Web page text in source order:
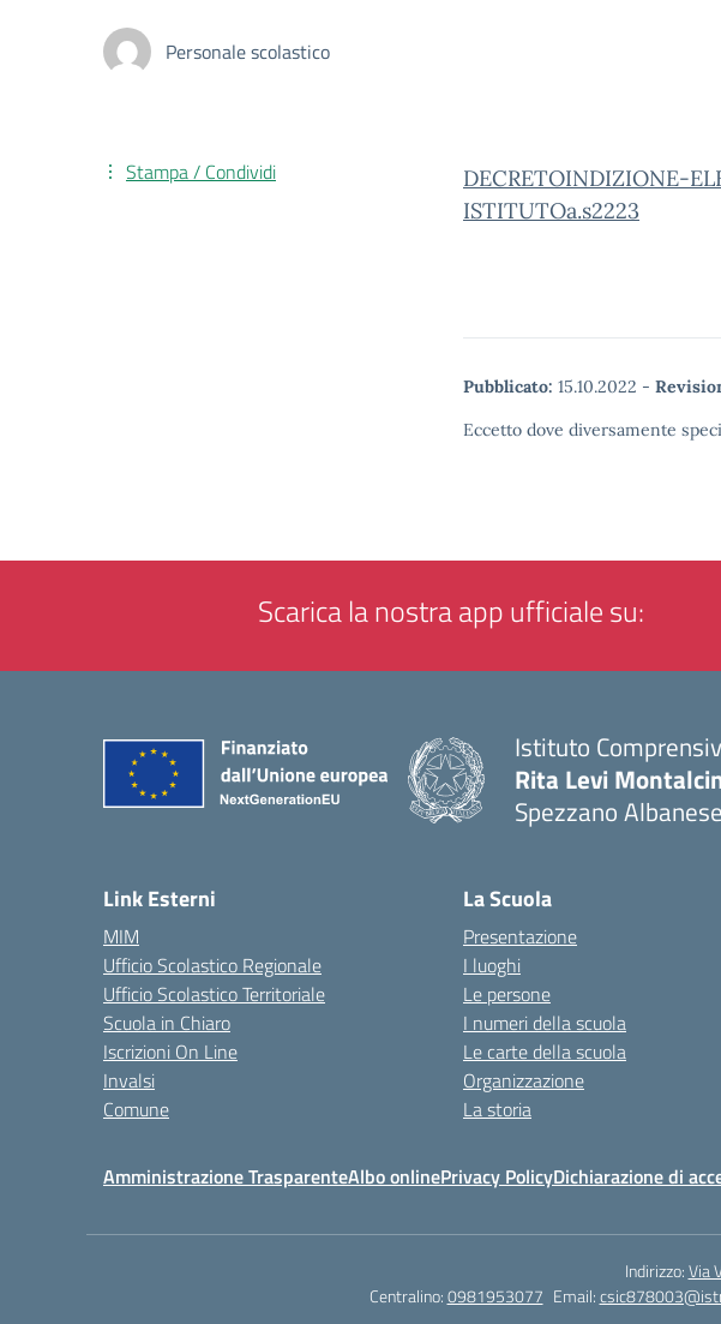
Personale scolastico
DECRETOINDIZIONE-
ISTITUTOa.s2223
Pubblicato: 15.10.2022 -
Eccetto dove diversamente
Stampa / Condividi
Scarica la nostra app ufficiale su:
Istituto
Rita Levi
Spezzano Albanese
Link Esterni
MIM
Ufficio Scolastico Regionale
Ufficio Scolastico Territoriale
Scuola in Chiaro
Iscrizioni On Line
Invalsi
Comune
La Scuola
Presentazione
I luoghi
Le persone
I numeri della scuola
Le carte della scuola
Organizzazione
La storia
Amministrazione TrasparenteAlbo onlinePrivacy PolicyDichiarazione di
Indirizzo:Via
Centralino:0981953077 Email: